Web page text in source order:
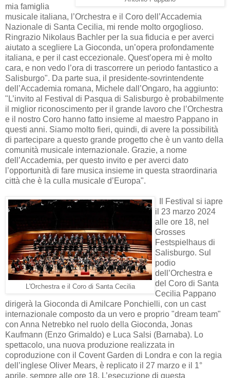
mia famiglia
musicale italiana, l’Orchestra e il Coro dell’Accademia
Nazionale di Santa Cecilia, mi rende molto orgoglioso.
Ringrazio Nikolaus Bachler per la sua fiducia e per averci
aiutato a scegliere La Gioconda, un’opera profondamente
italiana, e per il cast eccezionale. Quest’opera mi è molto
cara, e non vedo l’ora di trascorrere un periodo fantastico a
Salisburgo". Da parte sua, il presidente-sovrintendente
dell’Accademia romana, Michele dall’Ongaro, ha aggiunto:
"L’invito al Festival di Pasqua di Salisburgo è probabilmente
il miglior riconoscimento per il grande lavoro che l’Orchestra
e il nostro Coro hanno fatto insieme al maestro Pappano in
questi anni. Siamo molto fieri, quindi, di avere la possibilità
di partecipare a questo grande progetto che è un vanto della
comunità musicale internazionale. Grazie, a nome
dell’Accademia, per questo invito e per averci dato
l’opportunità di fare musica insieme in questa straordinaria
città che è la culla musicale d’Europa".
L'Orchestra e il Coro di Santa Cecilia
Il Festival si iapre
il 23 marzo 2024
alle ore 18, nel
Grosses
Festspielhaus di
Salisburgo. Sul
podio
dell’Orchestra e
del Coro di Santa
Cecilia Pappano
dirigerà la Gioconda di Amilcare Ponchielli, con un cast
internazionale composto da un vero e proprio "dream team"
con Anna Netrebko nel ruolo della Gioconda, Jonas
Kaufmann (Enzo Grimaldo) e Luca Salsi (Barnaba). Lo
spettacolo, una nuova produzione realizzata in
coproduzione con il Covent Garden di Londra e con la regia
dell’inglese Oliver Mears, è replicato il 27 marzo e il 1°
aprile, sempre alle ore 18. L’esecuzione di questa